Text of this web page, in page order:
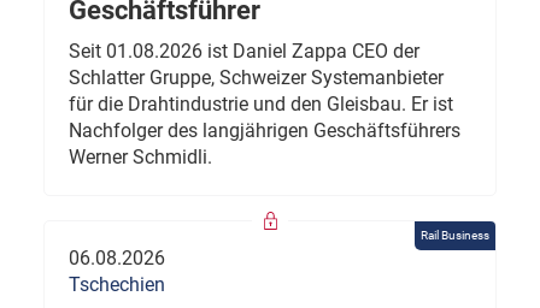
Geschäftsführer
Seit 01.08.2026 ist Daniel Zappa CEO der
Schlatter Gruppe, Schweizer Systemanbieter
für die Drahtindustrie und den Gleisbau. Er ist
Nachfolger des langjährigen Geschäftsführers
Werner Schmidli.
Rail Business
06.08.2026
Tschechien